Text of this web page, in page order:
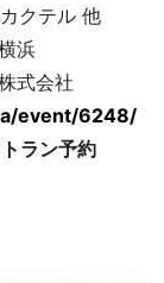
クテル 他
浜
式会社
event/6248/
ラン予約